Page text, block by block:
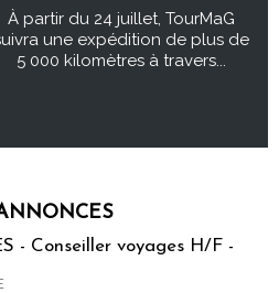
À partir du 24 juillet, TourMaG
une expédition de plus de
5 000 kilomètres à travers...
- Conseiller voyages H/F -